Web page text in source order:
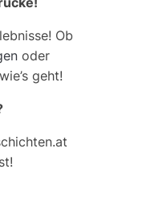
Ob
oder
geht!